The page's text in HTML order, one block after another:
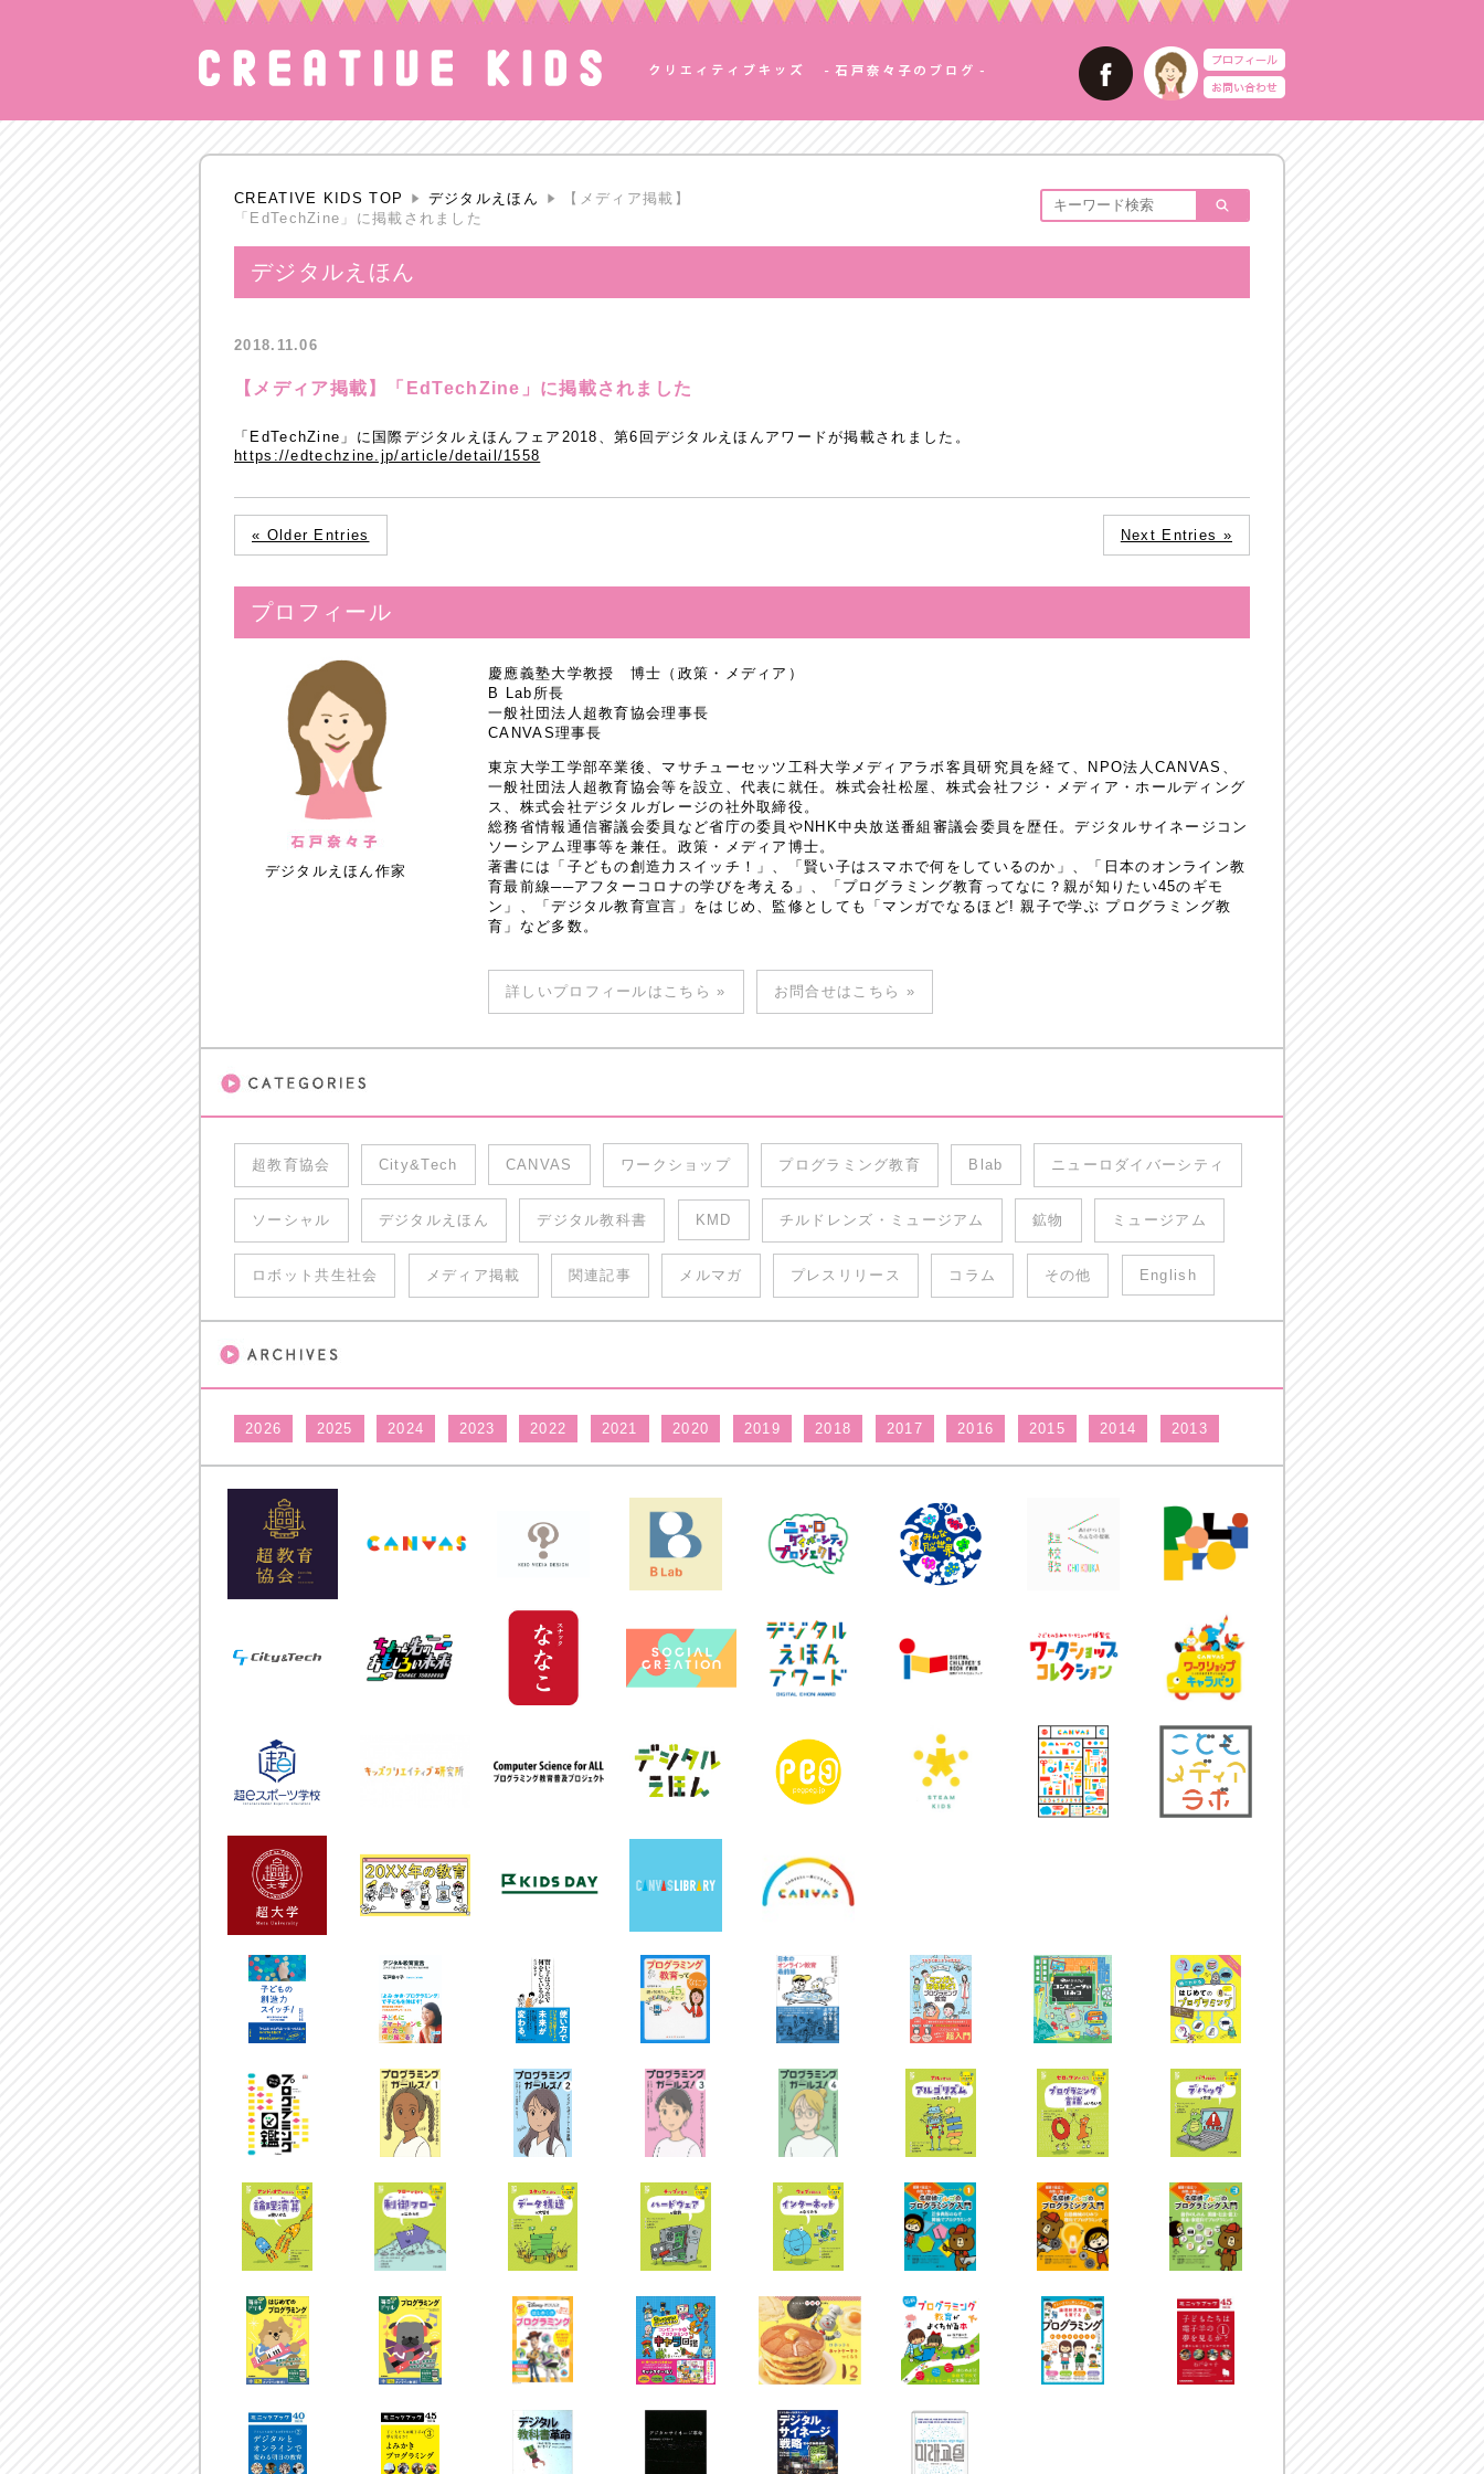
CREATIVE KIDS TOP デジタルえほん
【メディア掲載】
「EdTechZine」に掲載されました
デジタルえほん
2018.11.06
【メディア掲載】「EdTechZine」に掲載されました
「EdTechZine」に国際デジタルえほんフェア2018、第6回デジタルえほんアワードが掲載されました。
https://edtechzine.jp/article/detail/1558
« Older Entries Next Entries »
プロフィール
デジタルえほん作家
慶應義塾大学教授 博士（政策・メディア）
B Lab所長
一般社団法人超教育協会理事長
CANVAS理事長
東京大学工学部卒業後、マサチューセッツ工科大学メディアラボ客員研究員を経て、NPO法人CANVAS、
一般社団法人超教育協会等を設立、代表に就任。株式会社松屋、株式会社フジ・メディア・ホールディング
ス、株式会社デジタルガレージの社外取締役。
総務省情報通信審議会委員など省庁の委員やNHK中央放送番組審議会委員を歴任。デジタルサイネージコン
ソーシアム理事等を兼任。政策・メディア博士。
著書には「子どもの創造力スイッチ！」、「賢い子はスマホで何をしているのか」、「日本のオンライン教
育最前線──アフターコロナの学びを考える」、「プログラミング教育ってなに？親が知りたい45のギモ
ン」、「デジタル教育宣言」をはじめ、監修としても「マンガでなるほど! 親子で学ぶ プログラミング教
育」など多数。
詳しいプロフィールはこちら » お問合せはこちら »
超教育協会 City&Tech CANVAS ワークショップ プログラミング教育 Blab ニューロダイバーシティ
ソーシャル デジタルえほん デジタル教科書 KMD チルドレンズ・ミュージアム 鉱物 ミュージアム
ロボット共生社会 メディア掲載 関連記事 メルマガ プレスリリース コラム その他 English
2026 2025 2024 2023 2022 2021 2020 2019 2018 2017 2016 2015 2014 2013